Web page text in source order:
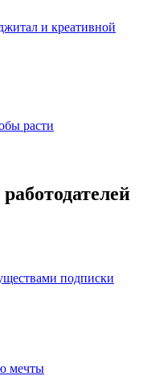
и креативной
расти
подписки
мечты